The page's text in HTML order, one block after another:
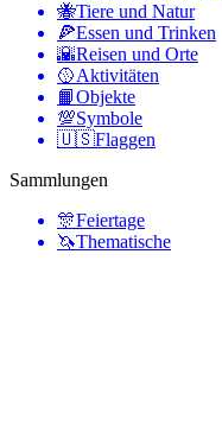
🐝Tiere und Natur
🍕Essen und Trinken
🌇Reisen und Orte
🥎Aktivitäten
📙Objekte
💯Symbole
🇺🇸Flaggen
Sammlungen
🎊Feiertage
🦄Thematische